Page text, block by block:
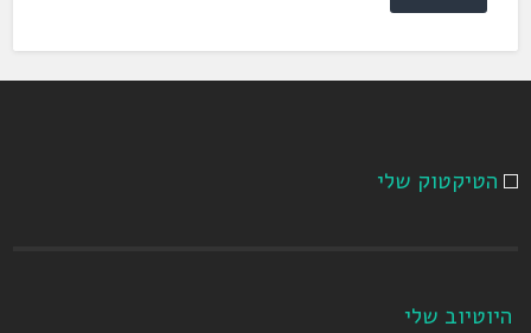
הטיקטוק שלי
היוטיוב שלי